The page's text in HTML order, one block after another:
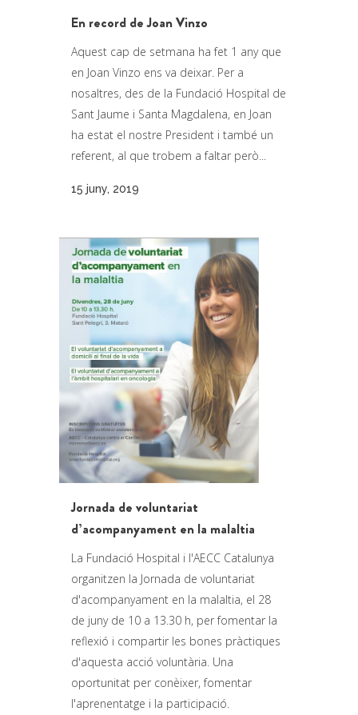
En record de Joan Vinzo
Aquest cap de setmana ha fet 1 any que
en Joan Vinzo ens va deixar. Per a
nosaltres, des de la Fundació Hospital de
Sant Jaume i Santa Magdalena, en Joan
ha estat el nostre President i també un
referent, al que trobem a faltar però...
15 juny, 2019
Jornada de voluntariat
d’acompanyament en la malaltia
La Fundació Hospital i l'AECC Catalunya
organitzen la Jornada de voluntariat
d'acompanyament en la malaltia, el 28
de juny de 10 a 13.30 h, per fomentar la
reflexió i compartir les bones pràctiques
d'aquesta acció voluntària. Una
oportunitat per conèixer, fomentar
l'aprenentatge i la participació.